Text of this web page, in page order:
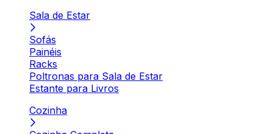
Sala de Estar
Sofás
Painéis
Racks
Poltronas para Sala de Estar
Estante para Livros
Cozinha